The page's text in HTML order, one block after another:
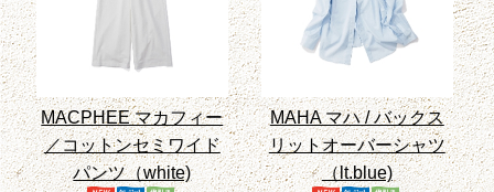
MACPHEE マカフィー
／コットンセミワイド
パンツ（white)
MAHA マハ / バックス
リットオーバーシャツ
（lt.blue)